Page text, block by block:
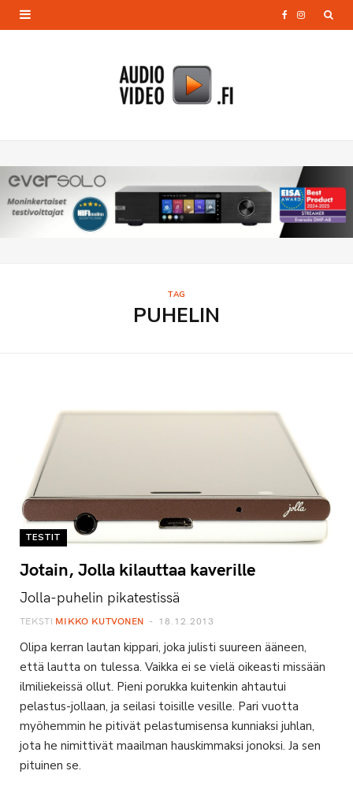
o
k
I
r
a
TAG
PUHELIN
TESTIT
Jotain, Jolla kilauttaa kaverille
Jolla-puhelin pikatestissä
TEKSTI MIKKO KUTVONEN 18.12.2013
Olipa kerran lautan kippari, joka julisti suureen ääneen,
että lautta on tulessa. Vaikka ei se vielä oikeasti missään
ilmiliekeissä ollut. Pieni porukka kuitenkin ahtautui
pelastus-jollaan, ja seilasi toisille vesille. Pari vuotta
myöhemmin he pitivät pelastumisensa kunniaksi juhlan,
jota he nimittivät maailman hauskimmaksi jonoksi. Ja sen
pituinen se.